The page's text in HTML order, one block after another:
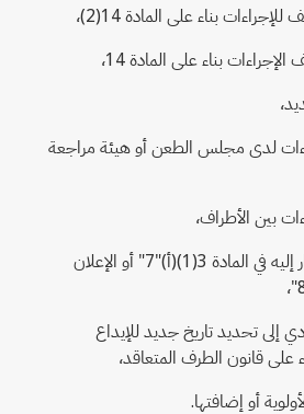
لدى مجلس الطعن أو هيئة مراجعة
"6" ومهلة لإيداع الإقرار المشار إليه في المادة 3(1)(أ)"7" أو الإعلان
إلى تحديد تاريخ جديد للإيداع
قانون الطرف المتعاقد،